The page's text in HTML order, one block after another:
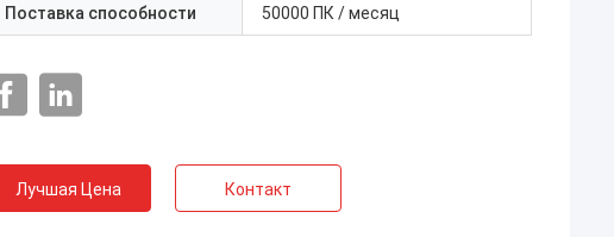
Поставка способности 50000 ПК / месяц
Лучшая Цена Контакт